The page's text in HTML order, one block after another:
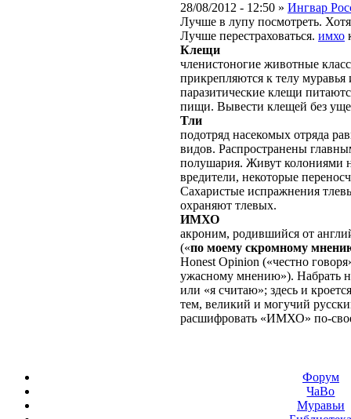
28/08/2012 - 12:50 » Ингвар
Лучше в лупу посмотреть.
Лучше перестраховаться. имхо
Клещи
членистоногие животные
прикрепляются к телу
паразитические клещи
пищи. Вывести клещей без
Тли
подотряд насекомых отряда
видов. Распространены
полушария. Живут колониями
вредители, некоторые
Сахаристые испражнения
охраняют тлевых.
ИМХО
акроним, родившийся от
(«по моему скромному
Honest Opinion («честно
ужасному мнению»). Набрать
или «я считаю»; здесь и
тем, великий и могучий
расшифровать «ИМХО» по-
Форум
ЧаВо
Муравьи